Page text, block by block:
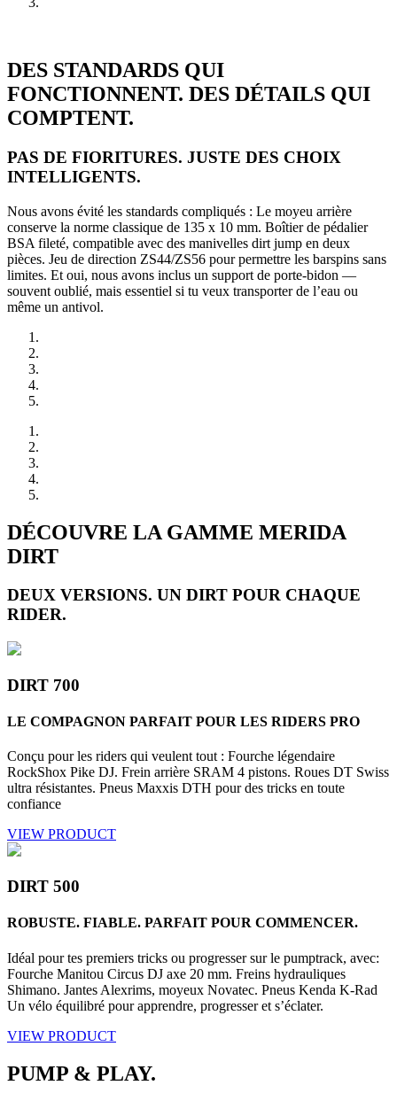
DES STANDARDS QUI
FONCTIONNENT. DES DÉTAILS QUI
COMPTENT.
PAS DE FIORITURES. JUSTE DES CHOIX
INTELLIGENTS.
Nous avons évité les standards compliqués : Le moyeu arrière
conserve la norme classique de 135 x 10 mm. Boîtier de pédalier
BSA fileté, compatible avec des manivelles dirt jump en deux
pièces. Jeu de direction ZS44/ZS56 pour permettre les barspins sans
limites. Et oui, nous avons inclus un support de porte-bidon —
souvent oublié, mais essentiel si tu veux transporter de l’eau ou
même un antivol.
DÉCOUVRE LA GAMME MERIDA
DIRT
DEUX VERSIONS. UN DIRT POUR CHAQUE
RIDER.
DIRT 700
LE COMPAGNON PARFAIT POUR LES RIDERS PRO
Conçu pour les riders qui veulent tout : Fourche légendaire
RockShox Pike DJ. Frein arrière SRAM 4 pistons. Roues DT Swiss
ultra résistantes. Pneus Maxxis DTH pour des tricks en toute
confiance
VIEW PRODUCT
DIRT 500
ROBUSTE. FIABLE. PARFAIT POUR COMMENCER.
Idéal pour tes premiers tricks ou progresser sur le pumptrack, avec:
Fourche Manitou Circus DJ axe 20 mm. Freins hydrauliques
Shimano. Jantes Alexrims, moyeux Novatec. Pneus Kenda K-Rad
Un vélo équilibré pour apprendre, progresser et s’éclater.
VIEW PRODUCT
PUMP & PLAY.